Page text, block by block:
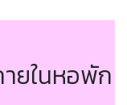
ยในหอพัก